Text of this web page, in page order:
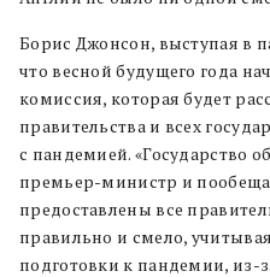
Борис Джонсон, выступая в
что весной будущего года
комиссия, которая будет
правительства и всех
с пандемией. «Государство
премьер-министр и
предоставлены все
правильно и смело,
подготовки к пандемии, из-